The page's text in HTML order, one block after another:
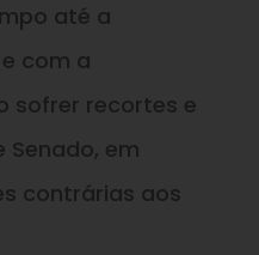
até a
com a
sofrer recortes e
Senado, em
contrárias aos